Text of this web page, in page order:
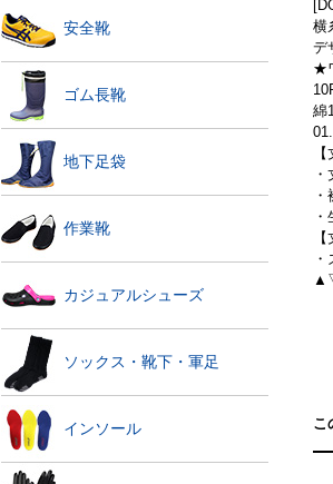
安全靴
ゴム長靴
地下足袋
作業靴
カジュアルシューズ
ソックス・靴下・軍足
インソール
横
デ
★
綿
こ